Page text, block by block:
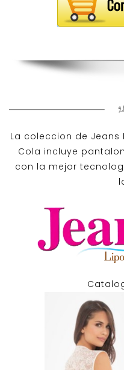
La coleccion de Jeans
Cola incluye
con la mejor